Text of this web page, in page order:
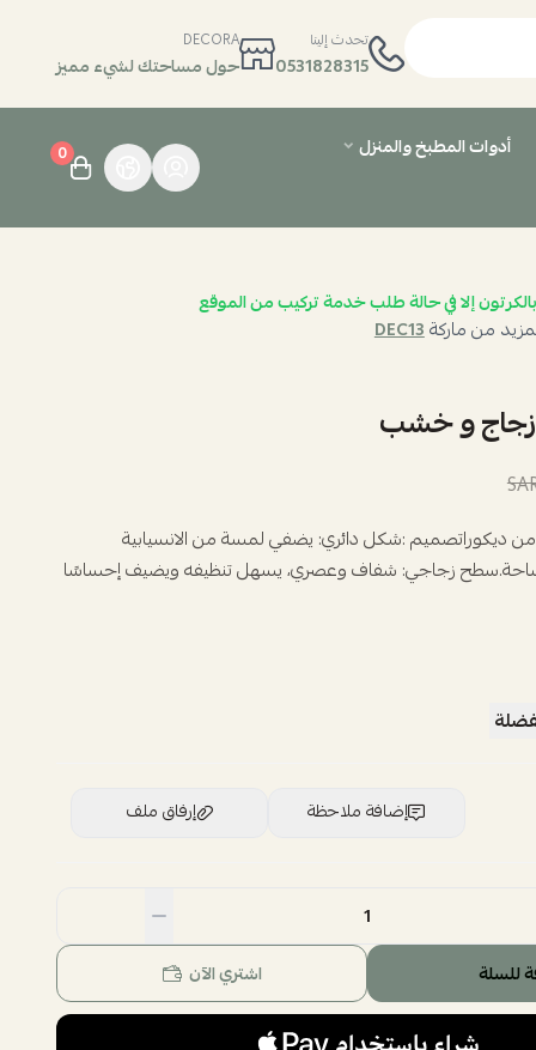
تحدث إلينا
0531828315
DECORA
حول مساحتك لشيء مميز
أدوات المطبخ والمنزل
0
إلا في حالة طلب خدمة تركيب من الموقع
من ماركةDEC13
زجاج و خشب
ديكوراتصميم :شكل دائري: يضفي لمسة من الانسيابية
زجاجي: شفاف وعصري، يسهل تنظيفه ويضيف إحساسًا
إضافة ملاحظة إرفاق ملف
اسحب و افلت الملف هنا
استعراض
للسلة اشتري الآن